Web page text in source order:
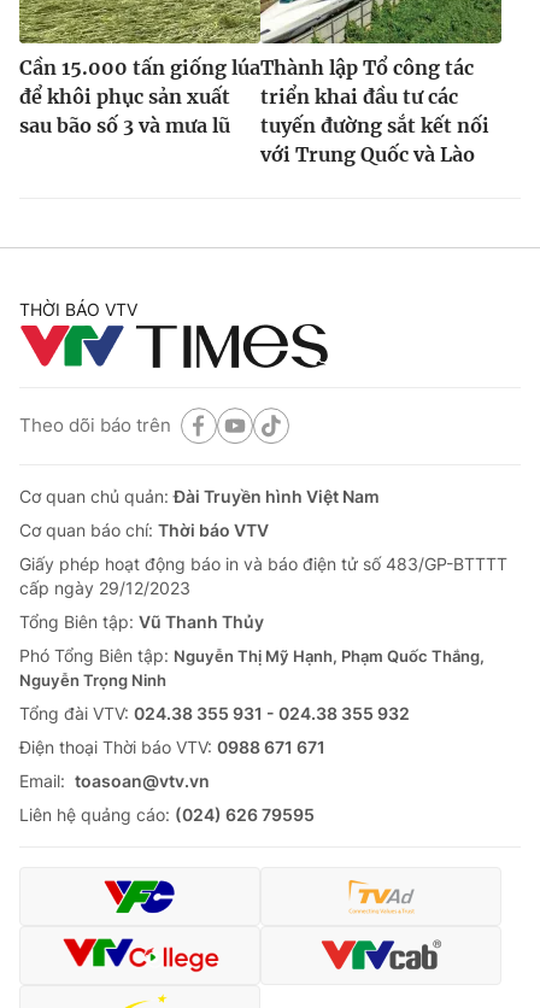
Cần 15.000 tấn giống lúa
để khôi phục sản xuất
sau bão số 3 và mưa lũ
Thành lập Tổ công tác
triển khai đầu tư các
tuyến đường sắt kết nối
với Trung Quốc và Lào
THỜI BÁO VTV
Theo dõi báo trên
Cơ quan chủ quản:Đài Truyền hình Việt Nam
Cơ quan báo chí: Thời báo VTV
Giấy phép hoạt động báo in và báo điện tử số 483/GP-BTTTT
cấp ngày 29/12/2023
Tổng Biên tập: Vũ Thanh Thủy
Phó Tổng Biên tập: Nguyễn Thị Mỹ Hạnh, Phạm Quốc Thắng,
Nguyễn Trọng Ninh
Tổng đài VTV: 024.38 355 931 - 024.38 355 932
Ðiện thoại Thời báo VTV: 0988 671 671
Email: toasoan@vtv.vn
Liên hệ quảng cáo: (024) 626 79595